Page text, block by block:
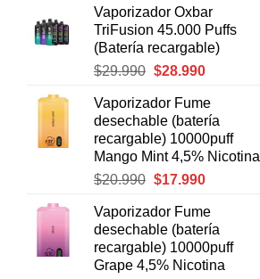
original
era:
$30.980.
actual
es:
$29.990.
Vaporizador Oxbar
TriFusion 45.000 Puffs
(Batería recargable)
$29.990 El
original
era:
$29.990.
$28.990El
actual
es:
$28.990.
Vaporizador Fume
desechable (batería
recargable) 10000puff
Mango Mint 4,5% Nicotina
$20.990 El
original
era:
$20.990.
$17.990El
actual
es:
$17.990.
Vaporizador Fume
desechable (batería
recargable) 10000puff
Grape 4,5% Nicotina